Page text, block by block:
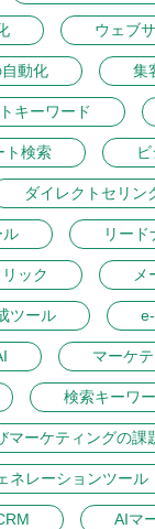
ウェブ
動化 集
キーワード
ト検索
ダイレクトセリン
ル リー
ック
ツール
マーケ
検索キーワ
マーケティングの課
ネレーションツール
AIマ